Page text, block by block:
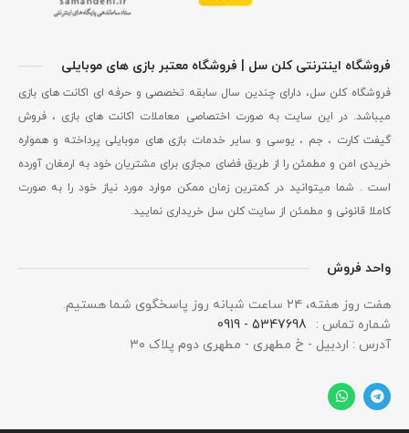
فروشگاه اینترنتی کلن سل | فروشگاه معتبر بازی های موبایلی
فروشگاه کلن سل، دارای چندین سال سابقه تخصصی و حرفه ای اکانت های بازی
میباشد. در این سایت به صورت اختصاصی معاملات اکانت های بازی ، فروش
گیفت کارت ، جم ، یوسی و سایر خدمات بازی های موبایلی پرداخته و همواره
خریدی امن و مطمئن را از طریق فضای مجازی برای مشتریان خود به ارمغان آورده
است . شما میتوانید در کمترین زمان ممکن موارد مورد نیاز خود را به صورت
کاملا قانونی و مطمئن از سایت کلن سل خریداری نمایید.
واحد فروش
هفت روز هفته، ۲۴ ساعت شبانه‌ روز پاسخگوی شما هستیم.
شماره تماس :
5347698 - 0919
آدرس : اردبیل - خ مطهری - مطهری دوم پلاک ۳۰